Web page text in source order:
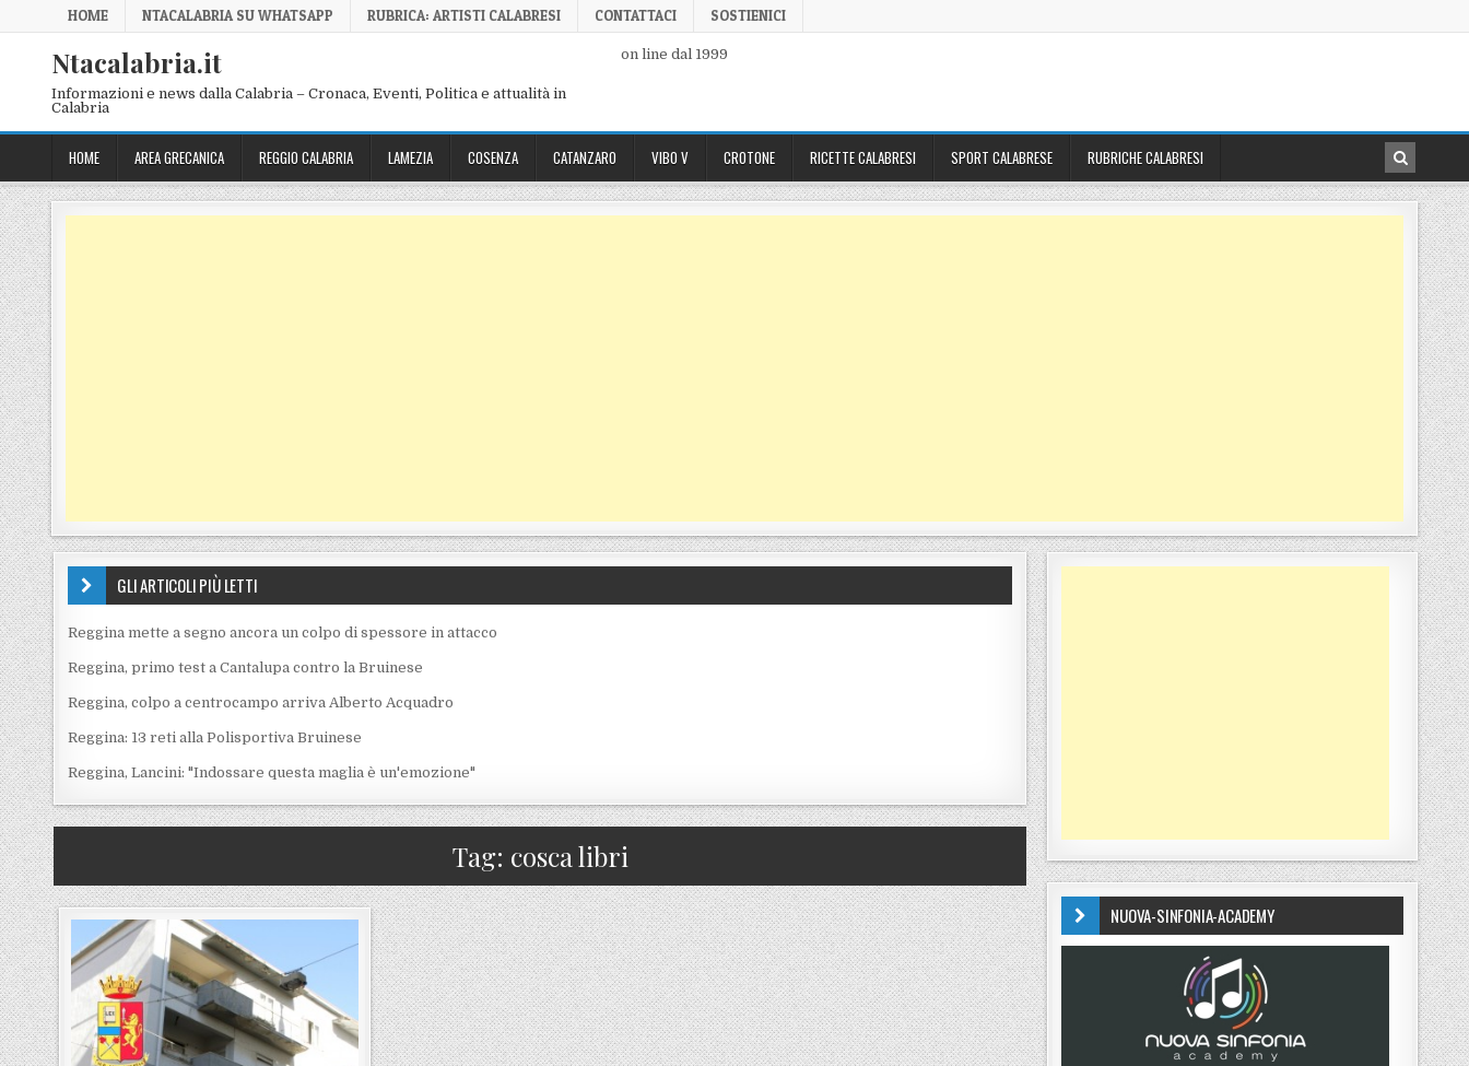
Skip to content
HOME NTACALABRIA SU WHATSAPP RUBRICA: ARTISTI CALABRESI CONTATTACI SOSTIENICI
Ntacalabria.it
Informazioni e news dalla Calabria – Cronaca, Eventi, Politica e attualità in
Calabria
on line dal 1999
HOME AREA GRECANICA REGGIO CALABRIA LAMEZIA COSENZA CATANZARO VIBO V CROTONE RICETTE CALABRESI SPORT CALABRESE RUBRICHE CALABRESI
GLI ARTICOLI PIÙ LETTI
Reggina mette a segno ancora un colpo di spessore in attacco
Reggina, primo test a Cantalupa contro la Bruinese
Reggina, colpo a centrocampo arriva Alberto Acquadro
Reggina: 13 reti alla Polisportiva Bruinese
Reggina, Lancini: "Indossare questa maglia è un'emozione"
Tag: cosca libri
NUOVA-SINFONIA-ACADEMY